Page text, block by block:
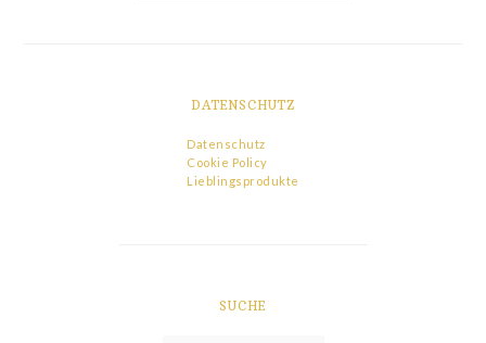
DATENSCHUTZ
Datenschutz
Cookie Policy
Lieblingsprodukte
SUCHE